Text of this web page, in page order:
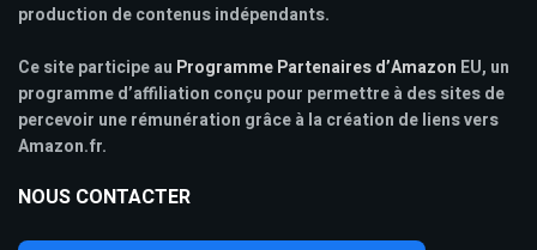
production de contenus indépendants.
Ce site participe au Programme Partenaires d’Amazon EU, un
programme d’affiliation conçu pour permettre à des sites de
percevoir une rémunération grâce à la création de liens vers
Amazon.fr.
NOUS CONTACTER